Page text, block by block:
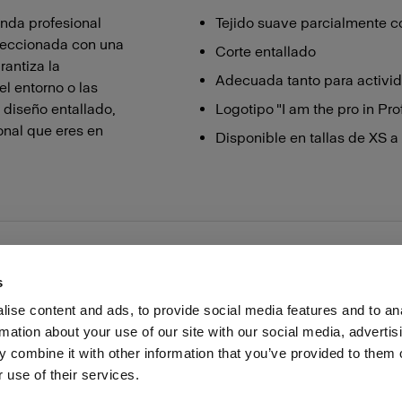
content and ads, to provide social media features and to
about your use of our site with our social media,
combine it with other information that you’ve provided to them
use of their services.
profesional
con una
la
entorno o las
entallado,
que eres en
Tejido suave parcialmente
Corte entallado
Adecuada tanto para
Logotipo "I am the pro in
Disponible en tallas de XS a
profesionales Prensa Inversores Share the Light